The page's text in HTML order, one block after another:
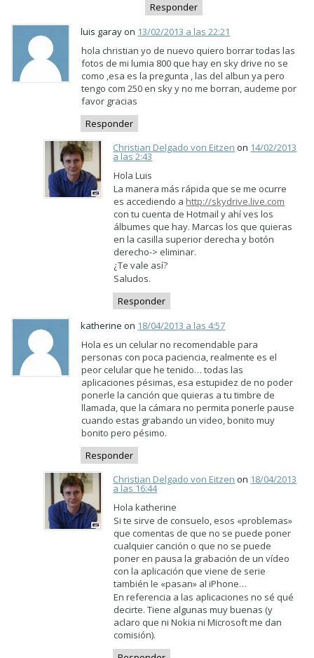
Responder
luis garay on 13/02/2013 a las 22:21
hola christian yo de nuevo quiero borrar todas las
fotos de mi lumia 800 que hay en sky drive no se
como ,esa es la pregunta , las del albun ya pero
tengo com 250 en sky y no me borran, audeme por
favor gracias
Responder
Christian Delgado von Eitzen on 14/02/2013
a las 2:43
Hola Luis
La manera más rápida que se me ocurre
es accediendo a http://skydrive.live.com
con tu cuenta de Hotmail y ahí ves los
álbumes que hay. Marcas los que quieras
en la casilla superior derecha y botón
derecho-> eliminar.
¿Te vale así?
Saludos.
Responder
katherine on 18/04/2013 a las 4:57
Hola es un celular no recomendable para
personas con poca paciencia, realmente es el
peor celular que he tenido… todas las
aplicaciones pésimas, esa estupidez de no poder
ponerle la canción que quieras a tu timbre de
llamada, que la cámara no permita ponerle pause
cuando estas grabando un video, bonito muy
bonito pero pésimo.
Responder
Christian Delgado von Eitzen on 18/04/2013
a las 16:44
Hola katherine
Si te sirve de consuelo, esos «problemas»
que comentas de que no se puede poner
cualquier canción o que no se puede
poner en pausa la grabación de un vídeo
con la aplicación que viene de serie
también le «pasan» al iPhone…
En referencia a las aplicaciones no sé qué
decirte. Tiene algunas muy buenas (y
aclaro que ni Nokia ni Microsoft me dan
comisión).